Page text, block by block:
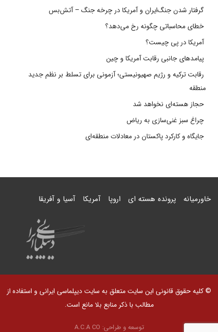
گرفتار شدن جنگ‌ایران و آمریکا در چرخه جنگ – آتش‌بس
خطای محاسباتی چگونه رخ می‌دهد؟
آمریکا در پی چیست؟
پیامدهای جانبی رقابت آمریکا و چین
رقابت ترکیه و رژیم صهیونیستی؛ آزمونی برای تسلط بر نظم جدید
منطقه
حجاز هسته‌ای نخواهد شد
چراغ سبز غنی‌سازی به ریاض
جایگاه و کارکرد پاکستان در معادلات منطقه‌ای
خاورمیانه پرونده هسته ای اروپا آمریکا آسیا و آفریقا
© کلیه حقوق قانونی این سایت متعلق به سایت دیپلماسی ایرانی و استفاده از
مطالب با ذکر منابع بلا مانع است.
توسعه و طراحی: A.C.A CO